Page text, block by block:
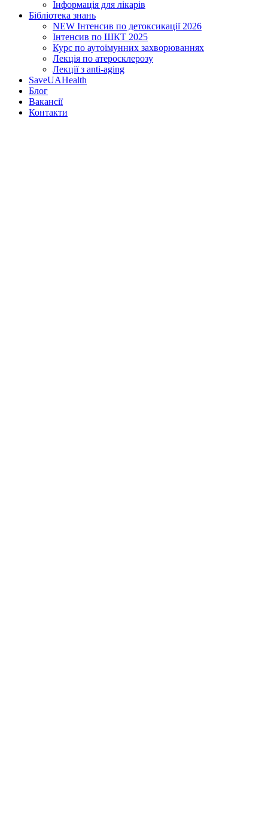
Інформація для лікарів
Бібліотека знань
NEW Інтенсив по детоксикації 2026
Інтенсив по ШКТ 2025
Курс по аутоімунних захворюваннях
Лекція по атеросклерозу
Лекції з anti-aging
SaveUAHealth
Блог
Вакансії
Контакти